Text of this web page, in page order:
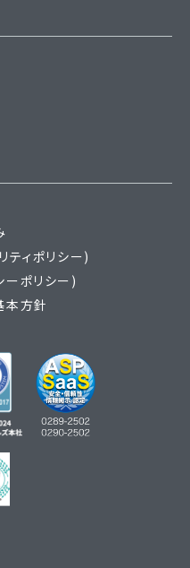
ティポリシー)
ポリシー)
本方針